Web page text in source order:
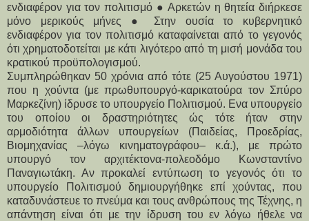
ενδιαφέρον για τον πολιτισμό ● Αρκετών η θητεία διήρκεσε
μόνο μερικούς μήνες ● Στην ουσία το κυβερνητικό
ενδιαφέρον για τον πολιτισμό καταφαίνεται από το γεγονός
ότι χρηματοδοτείται με κάτι λιγότερο από τη μισή μονάδα του
κρατικού προϋπολογισμού.
Συμπληρώθηκαν 50 χρόνια από τότε (25 Αυγούστου 1971)
που η χούντα (με πρωθυπουργό-καρικατούρα τον Σπύρο
Μαρκεζίνη) ίδρυσε το υπουργείο Πολιτισμού. Ενα υπουργείο
του οποίου οι δραστηριότητες ώς τότε ήταν στην
αρμοδιότητα άλλων υπουργείων (Παιδείας, Προεδρίας,
Βιομηχανίας –λόγω κινηματογράφου– κ.ά.), με πρώτο
υπουργό τον αρχιτέκτονα-πολεοδόμο Κωνσταντίνο
Παναγιωτάκη. Αν προκαλεί εντύπωση το γεγονός ότι το
υπουργείο Πολιτισμού δημιουργήθηκε επί χούντας, που
καταδυνάστευε το πνεύμα και τους ανθρώπους της Τέχνης, η
απάντηση είναι ότι με την ίδρυση του εν λόγω ήθελε να